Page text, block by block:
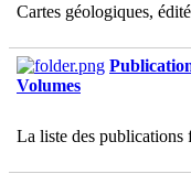
Cartes géologiques,
Volumes
La liste des publications